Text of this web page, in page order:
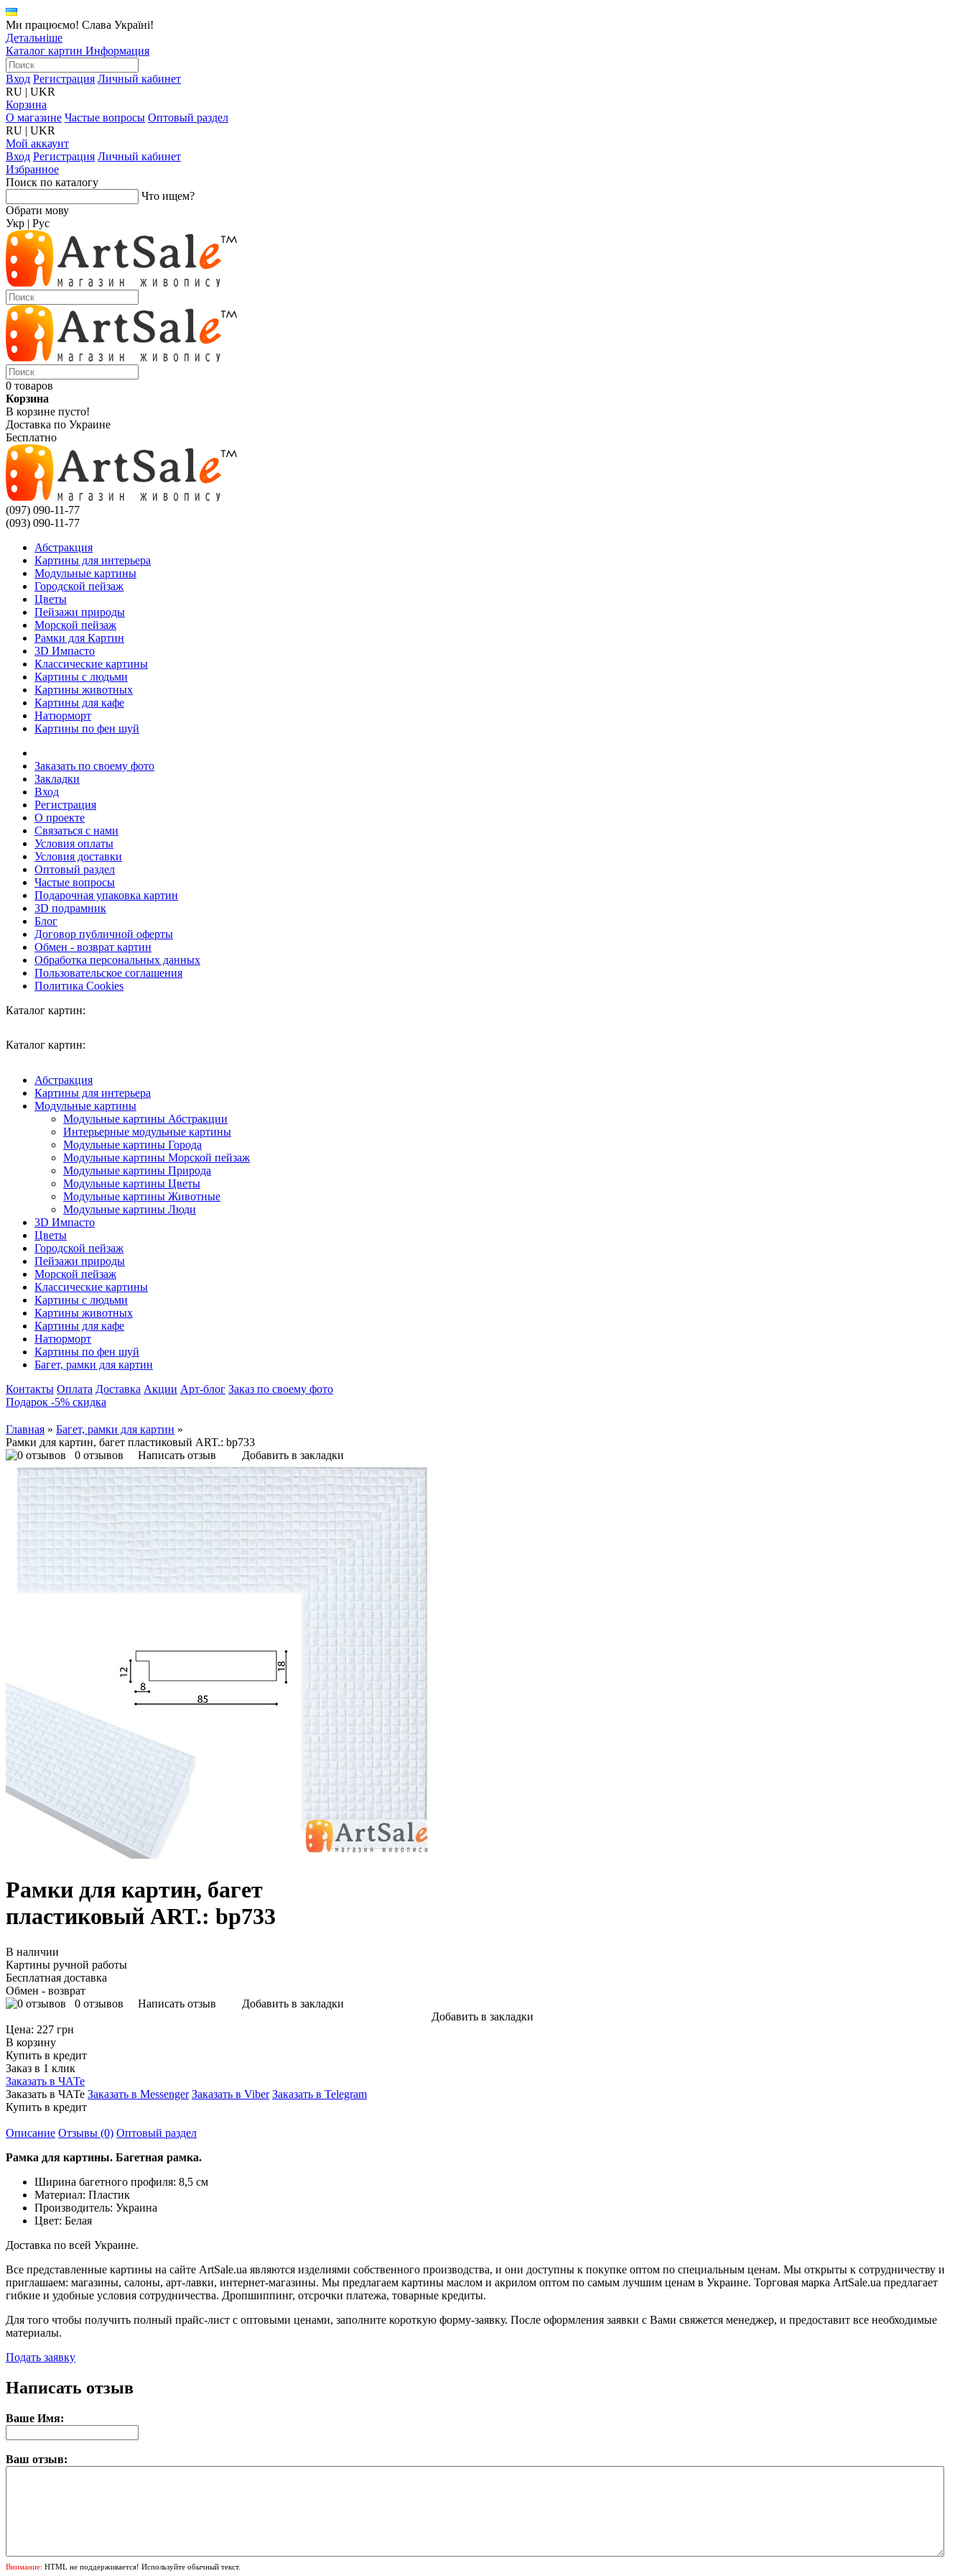
Ми працюємо! Слава Україні!
Детальніше
Каталог картин Информация
Вход Регистрация Личный кабинет
RU | UKR
Корзина
О магазине Частые вопросы Оптовый раздел
RU | UKR
Мой аккаунт
Вход Регистрация Личный кабинет
Избранное
Поиск по каталогу
Что ищем?
Обрати мову
Укр | Рус
0 товаров
Корзина
В корзине пусто!
Доставка по Украине
Бесплатно
(097) 090-11-77
(093) 090-11-77
Абстракция
Картины для интерьера
Модульные картины
Городской пейзаж
Цветы
Пейзажи природы
Морской пейзаж
Рамки для Картин
3D Импасто
Классические картины
Картины с людьми
Картины животных
Картины для кафе
Натюрморт
Картины по фен шуй
Заказать по своему фото
Закладки
Вход
Регистрация
О проекте
Связаться с нами
Условия оплаты
Условия доставки
Оптовый раздел
Частые вопросы
Подарочная упаковка картин
3D подрамник
Блог
Договор публичной оферты
Обмен - возврат картин
Обработка персональных данных
Пользовательское соглашения
Политика Cookies
Каталог картин:
Каталог картин:
Абстракция
Картины для интерьера
Модульные картины
Модульные картины Абстракции
Интерьерные модульные картины
Модульные картины Города
Модульные картины Морской пейзаж
Модульные картины Природа
Модульные картины Цветы
Модульные картины Животные
Модульные картины Люди
3D Импасто
Цветы
Городской пейзаж
Пейзажи природы
Морской пейзаж
Классические картины
Картины с людьми
Картины животных
Картины для кафе
Натюрморт
Картины по фен шуй
Багет, рамки для картин
Контакты Оплата Доставка Акции Арт-блог Заказ по своему фото
Подарок -5% скидка
Главная » Багет, рамки для картин »
Рамки для картин, багет пластиковый ART.: bp733
0 отзывов
Написать отзыв Добавить в закладки
Рамки для картин, багет
пластиковый ART.: bp733
В наличии
Картины ручной работы
Бесплатная доставка
Обмен - возврат
0 отзывов
Написать отзыв
Добавить в закладки
Добавить в закладки
Цена: 227 грн
В корзину
Купить в кредит
Заказ в 1 клик
Заказать в ЧАТе
Заказать в ЧАТе Заказать в Messenger Заказать в Viber Заказать в Telegram
Купить в кредит
Описание Отзывы (0) Оптовый раздел
Рамка для картины. Багетная рамка.
Ширина багетного профиля: 8,5 см
Материал: Пластик
Производитель: Украина
Цвет: Белая
Доставка по всей Украине.
Все представленные картины на сайте ArtSale.ua являются изделиями собственного производства, и они доступны к покупке оптом по специальным ценам. Мы открыты к сотрудничеству и
приглашаем: магазины, салоны, арт-лавки, интернет-магазины. Мы предлагаем картины маслом и акрилом оптом по самым лучшим ценам в Украине. Торговая марка ArtSale.ua предлагает
гибкие и удобные условия сотрудничества. Дропшиппинг, отсрочки платежа, товарные кредиты.
Для того чтобы получить полный прайс-лист с оптовыми ценами, заполните короткую форму-заявку. После оформления заявки с Вами свяжется менеджер, и предоставит все необходимые
материалы.
Подать заявку
Написать отзыв
Ваше Имя:
Ваш отзыв:
Внимание: HTML не поддерживается! Используйте обычный текст.